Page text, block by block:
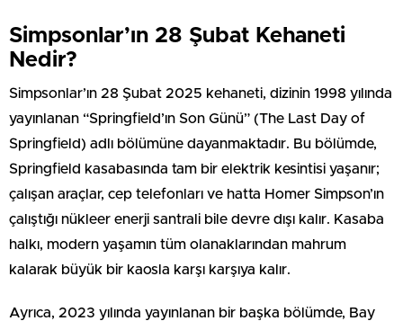
Simpsonlar’ın 28 Şubat Kehaneti
Nedir?
Simpsonlar’ın 28 Şubat 2025 kehaneti, dizinin 1998 yılında
yayınlanan “Springfield’ın Son Günü” (The Last Day of
Springfield) adlı bölümüne dayanmaktadır. Bu bölümde,
Springfield kasabasında tam bir elektrik kesintisi yaşanır;
çalışan araçlar, cep telefonları ve hatta Homer Simpson’ın
çalıştığı nükleer enerji santrali bile devre dışı kalır. Kasaba
halkı, modern yaşamın tüm olanaklarından mahrum
kalarak büyük bir kaosla karşı karşıya kalır.
Ayrıca, 2023 yılında yayınlanan bir başka bölümde, Bay